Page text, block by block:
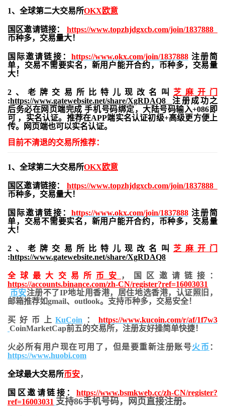
1、全球第二大交易所OKX欧意
国区邀请链接： https://www.topzhjdgxcb.com/join/1837888
币种多，交易量大！
国际邀请链接： https://www.okx.com/join/1837888注册简
单，交易不需要实名，新用户能开合约， 币种多，交易量
大！
2、老牌交易所比特儿现改名叫 芝麻开门
:https://www.gatewebsite.net/share/XgRDAQ8 注册成功之
后务必在网页端完成 手机号码绑定，大陆号码输入+086即
可 ，实名认证。推荐在APP端实名认证初级+高级更方便上
传。网页端也可以实名认证。
目前不清退的交易所推荐：
1、全球第二大交易所OKX欧意
国区邀请链接： https://www.topzhjdgxcb.com/join/1837888
币种多，交易量大！
国际邀请链接： https://www.okx.com/join/1837888注册简
单，交易不需要实名，新用户能开合约， 币种多，交易量
大！
2、老牌交易所比特儿现改名叫 芝麻开门
:https://www.gatewebsite.net/share/XgRDAQ8
全球最大交易所 币安
，国区邀请链接：
https://accounts.binance.com/zh-CN/register?ref=16003031
币安注册不了IP地址用香港，居住地选香港，认证照旧，
邮箱推荐如gmail、outlook。支持币种多，交易安全！
买好币上KuCoin ：https://www.kucoin.com/r/af/1f7w3
CoinMarketCap前五的交易所，注册友好操简单快捷！
火必所有用户现在可用了，但是要重新注册账号火币 ：
https://www.huobi.com
全球最大交易所币安，
国区邀请链接： https://www.bsmkweb.cc/zh-CN/register?
ref=16003031 支持86手机号码，网页直接注册。